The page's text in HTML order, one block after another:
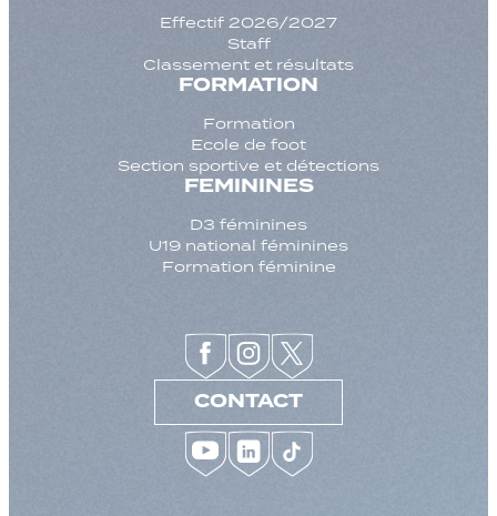
Effectif 2026/2027
Staff
Classement et résultats
FORMATION
Formation
Ecole de foot
Section sportive et détections
FEMININES
D3 féminines
U19 national féminines
Formation féminine
CONTACT